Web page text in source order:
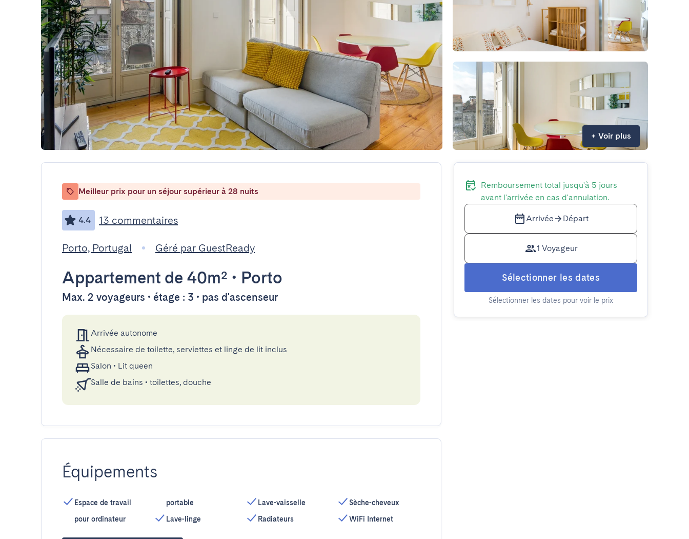
+ Voir plus
Meilleur prix pour un séjour supérieur à 28 nuits
4.4 13 commentaires
Porto, Portugal Géré par GuestReady
Appartement de 40m² • Porto
Max. 2 voyageurs • étage : 3 • pas d'ascenseur
Arrivée autonome
Nécessaire de toilette, serviettes et linge de lit inclus
Salon • Lit queen
Salle de bains • toilettes, douche
Équipements
Espace de travail
pour ordinateur
portable
Lave-linge
Lave-vaisselle
Radiateurs
Sèche-cheveux
WiFi Internet
Remboursement total jusqu'à 5 jours
avant l'arrivée en cas d'annulation.
Arrivée Départ
1 Voyageur
Sélectionner les dates
Sélectionner les dates pour voir le prix